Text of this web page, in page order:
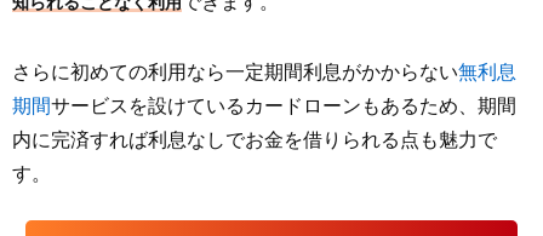
さらに初めての利用なら一定期間利息がかからない無利息
期間サービスを設けているカードローンもあるため、期間
内に完済すれば利息なしでお金を借りられる点も魅力で
す。